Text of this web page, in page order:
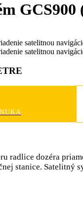
radlice dozéra
stanice. Satelitný